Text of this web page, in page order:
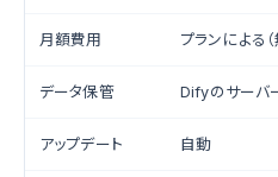
月額費用 プランによる（
データ保管 Difyのサーバ
アップデート 自動